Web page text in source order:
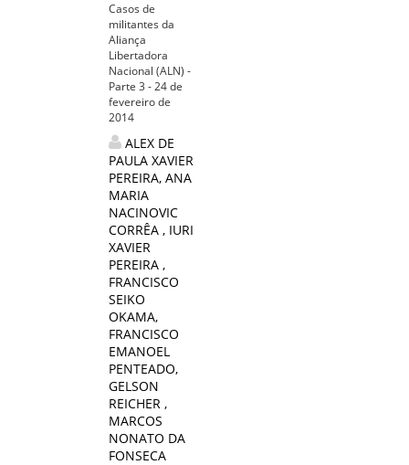
Casos de
militantes da
Aliança
Libertadora
Nacional (ALN) -
Parte 3 - 24 de
fevereiro de
2014
ALEX DE
PAULA XAVIER
PEREIRA, ANA
MARIA
NACINOVIC
CORRÊA , IURI
XAVIER
PEREIRA ,
FRANCISCO
SEIKO
OKAMA,
FRANCISCO
EMANOEL
PENTEADO,
GELSON
REICHER ,
MARCOS
NONATO DA
FONSECA